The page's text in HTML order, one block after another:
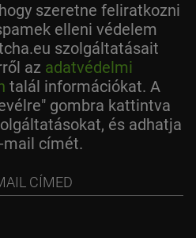
szeretne feliratkozni
elleni védelem
szolgáltatásait
az adatvédelmi
talál információkat. A
gombra kattintva
és adhatja
mail címét.